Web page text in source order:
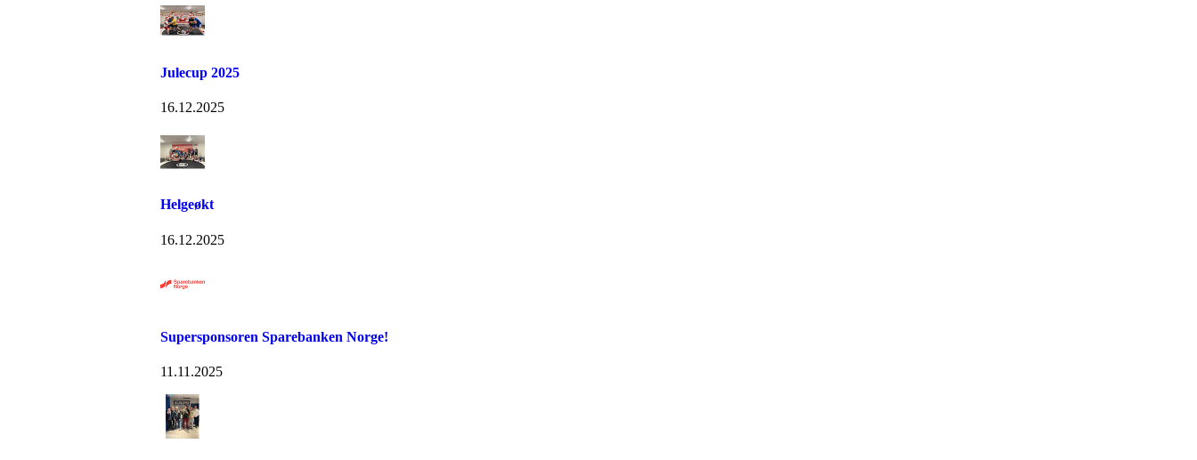
Julecup 2025
16.12.2025
Helgeøkt
16.12.2025
Supersponsoren Sparebanken Norge!
11.11.2025